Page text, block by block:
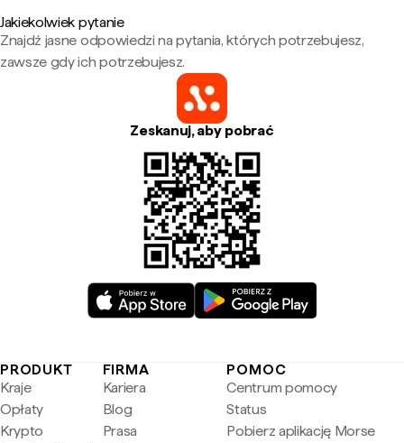
Jakiekolwiek pytanie
Znajdź jasne odpowiedzi na pytania, których potrzebujesz,
zawsze gdy ich potrzebujesz.
Zeskanuj, aby pobrać
PRODUKT
Kraje
Opłaty
Krypto
FIRMA
Kariera
Blog
Prasa
POMOC
Centrum pomocy
Status
Pobierz aplikację Morse